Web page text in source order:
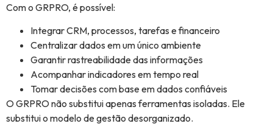
Com o GRPRO, é possível:
Integrar CRM, processos, tarefas e financeiro
Centralizar dados em um único ambiente
Garantir rastreabilidade das informações
Acompanhar indicadores em tempo real
Tomar decisões com base em dados confiáveis
O GRPRO não substitui apenas ferramentas isoladas. Ele
substitui o modelo de gestão desorganizado.